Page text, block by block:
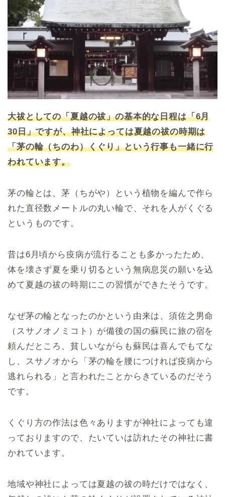
大祓としての「夏越の祓」の基本的な日程は「6月
30日」ですが、神社によっては夏越の祓の時期は
「茅の輪（ちのわ）くぐり」という行事も一緒に行
われています。
茅の輪とは、茅（ちがや）という植物を編んで作ら
れた直径数メートルの丸い輪で、それを人がくぐる
というものです。
昔は6月頃から疫病が流行ることも多かったため、
体を壊さず夏を乗り切るという無病息災の願いを込
めて夏越の祓の時期にこの習慣ができたそうです。
なぜ茅の輪となったのかという由来は、須佐之男命
（スサノオノミコト）が備後の国の蘇民に旅の宿を
頼んだところ、貧しいながらも蘇民は喜んでもてな
し、スサノオから「茅の輪を腰につければ疫病から
逃れられる」と言われたことからきているのだそう
です。
くぐり方の作法は色々ありますが神社によっても違
っておりますので、たいていは訪れたその神社に書
かれています。
地域や神社によっては夏越の祓の時だけではなく、